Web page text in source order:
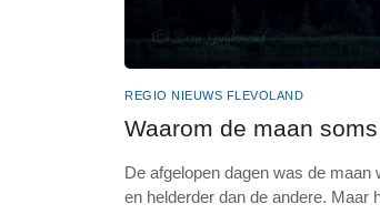
REGIO NIEUWS FLEVOLAND
Waarom de maan
De afgelopen dagen was de
en helderder dan de andere. Maar